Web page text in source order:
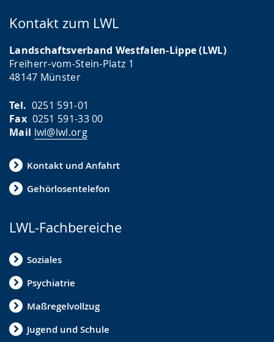
Kontakt zum LWL
Landschaftsverband Westfalen-Lippe (LWL)
Freiherr-vom-Stein-Platz 1
48147 Münster
Tel. 0251 591-01
Fax0251 591-33 00
Mail lwl@lwl.org
Kontakt und Anfahrt
Gehörlosentelefon
LWL-Fachbereiche
Soziales
Psychiatrie
Maßregelvollzug
Jugend und Schule